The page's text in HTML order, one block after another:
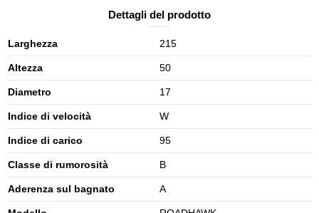
Dettagli del prodotto
Larghezza 215
Altezza 50
Diametro 17
Indice di velocità W
Indice di carico 95
Classe di rumorosità B
Aderenza sul bagnato A